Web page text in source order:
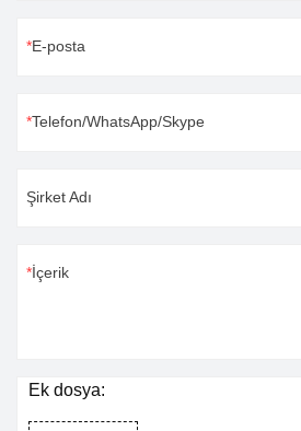
E-posta
Telefon/WhatsApp/Skype
Şirket Adı
İçerik
Ek dosya: